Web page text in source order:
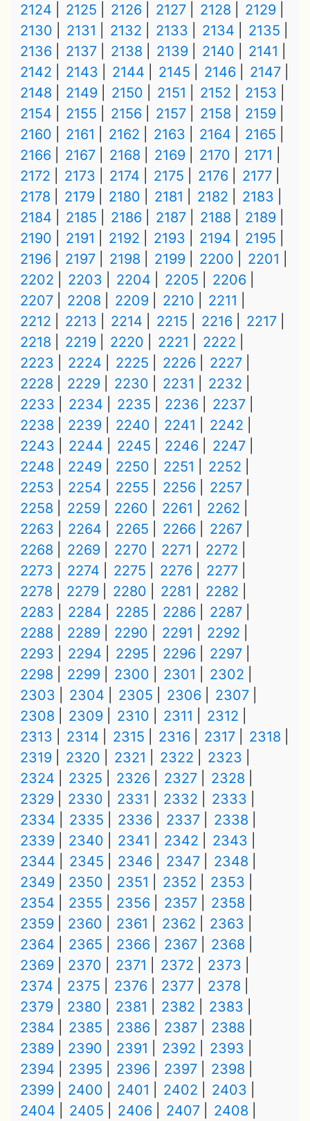
2124 2125 2126 2127 2128
2129
2130
2131 2132 2133 2134
2135
2136
2137 2138 2139 2140
2141
2142
2143 2144 2145 2146
2147
2148
2149 2150 2151 2152
2153
2154
2155 2156 2157 2158
2159
2160
2161 2162 2163 2164
2165
2166
2167 2168 2169 2170
2171
2172
2173 2174 2175 2176
2177
2178
2179 2180 2181 2182
2183
2184
2185 2186 2187 2188
2189
2190
2191 2192 2193 2194
2195
2196
2197 2198 2199 2200
2201
2202
2203 2204 2205
2206
2207
2208 2209 2210
2211
2212
2213 2214 2215 2216
2217
2218
2219 2220 2221
2222
2223
2224 2225 2226
2227
2228
2229 2230 2231
2232
2233
2234 2235 2236
2237
2238
2239 2240 2241
2242
2243
2244 2245 2246
2247
2248
2249 2250 2251
2252
2253
2254 2255 2256
2257
2258
2259 2260 2261
2262
2263
2264 2265 2266
2267
2268
2269 2270 2271
2272
2273
2274 2275 2276
2277
2278
2279 2280 2281
2282
2283
2284 2285 2286
2287
2288
2289 2290 2291
2292
2293
2294 2295 2296
2297
2298
2299 2300 2301
2302
2303
2304 2305 2306
2307
2308
2309 2310 2311
2312
2313
2314 2315 2316 2317
2318
2319
2320 2321 2322
2323
2324
2325 2326 2327
2328
2329
2330 2331 2332
2333
2334
2335 2336 2337
2338
2339
2340 2341 2342
2343
2344
2345 2346 2347
2348
2349
2350 2351 2352
2353
2354
2355 2356 2357
2358
2359
2360 2361 2362
2363
2364
2365 2366 2367
2368
2369
2370 2371 2372
2373
2374
2375 2376 2377
2378
2379
2380 2381 2382
2383
2384
2385 2386 2387
2388
2389
2390 2391 2392
2393
2394
2395 2396 2397
2398
2399
2400 2401 2402
2403
2404
2405 2406 2407
2408